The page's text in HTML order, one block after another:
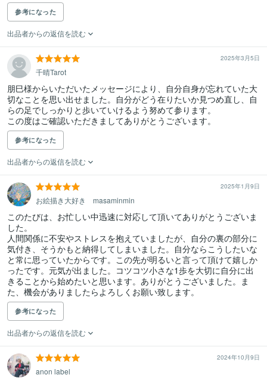
参考になった
出品者からの返信を読む
2025年3月5日
千晴Tarot
朋巳様からいただいたメッセージにより、自分自身が忘れていた大
切なことを思い出せました。自分がどう在りたいか見つめ直し、自
らの足でしっかりと歩いていけるよう努めて参ります。
この度はご確認いただきましてありがとうございます。
参考になった
出品者からの返信を読む
2025年1月9日
お絵描き大好き masaminmin
このたびは、お忙しい中迅速に対応して頂いてありがとうございま
した。
人間関係に不安やストレスを抱えていましたが、自分の裏の部分に
気付き、そうかもと納得してしまいました。自分ならこうしたいな
と常に思っていたからです。この先が明るいと言って頂けて嬉しか
ったです。元気が出ました。コツコツ小さな1歩を大切に自分に出
きることから始めたいと思います。ありがとうございました。ま
た、機会がありましたらよろしくお願い致します。
参考になった
出品者からの返信を読む
2024年10月9日
anon label